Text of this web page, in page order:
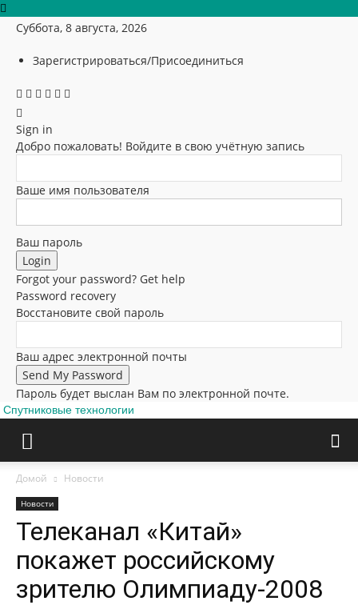
Суббота, 8 августа, 2026
Зарегистрироваться/Присоединиться
Sign in
Добро пожаловать! Войдите в свою учётную запись
Ваше имя пользователя
Ваш пароль
Forgot your password? Get help
Password recovery
Восстановите свой пароль
Ваш адрес электронной почты
Пароль будет выслан Вам по электронной почте.
Спутниковые технологии
Домой Новости
Новости
Телеканал «Китай»
покажет российскому
зрителю Олимпиаду-2008